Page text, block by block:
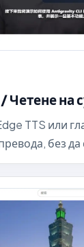
на
TTS или
без